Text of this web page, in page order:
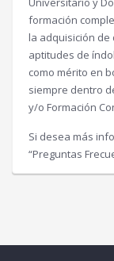
formación
la adquisición
aptitudes de
como mérito en
siempre dentro
y/o Formación
Si desea más
“Preguntas